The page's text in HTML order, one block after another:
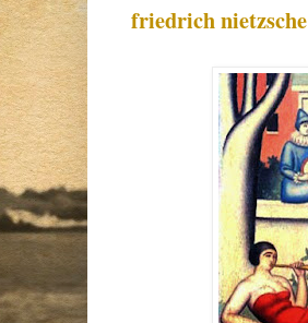
friedrich nietzsche